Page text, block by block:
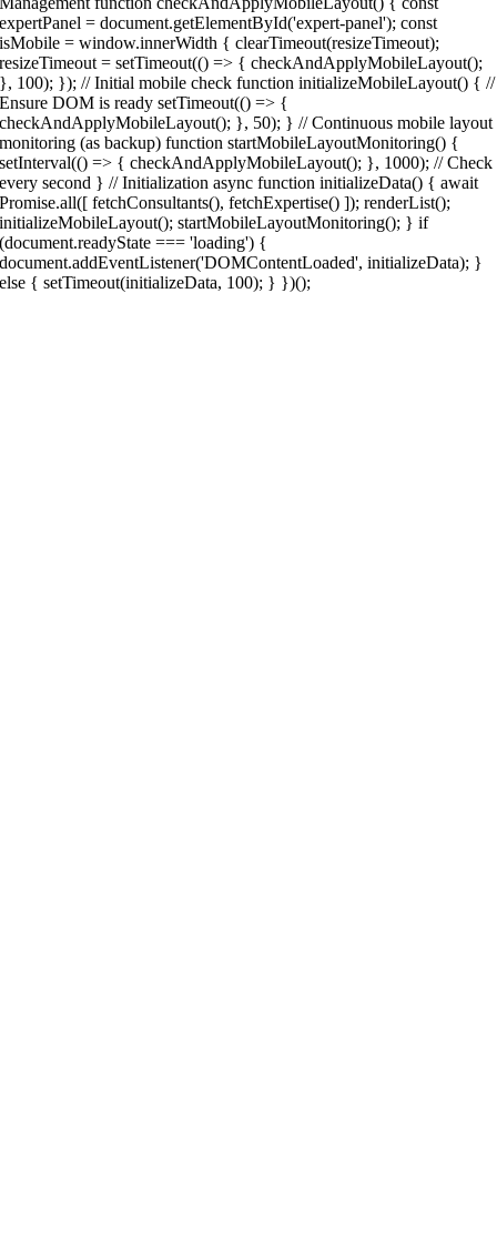
expertPanel = document.getElementById('expert-panel'); const
isMobile = window.innerWidth { clearTimeout(resizeTimeout);
resizeTimeout = setTimeout(() => { checkAndApplyMobileLayout();
}, 100); }); // Initial mobile check function initializeMobileLayout() { //
Ensure DOM is ready setTimeout(() => {
checkAndApplyMobileLayout(); }, 50); } // Continuous mobile layout
monitoring (as backup) function startMobileLayoutMonitoring() {
setInterval(() => { checkAndApplyMobileLayout(); }, 1000); // Check
every second } // Initialization async function initializeData() { await
Promise.all([ fetchConsultants(), fetchExpertise() ]); renderList();
initializeMobileLayout(); startMobileLayoutMonitoring(); } if
(document.readyState === 'loading') {
document.addEventListener('DOMContentLoaded', initializeData); }
else { setTimeout(initializeData, 100); } })();